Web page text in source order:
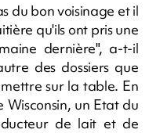
du bon voisinage et il
qu'ils ont pris une
dernière", a-t-il
des dossiers que
sur la table. En
Wisconsin, un Etat du
de lait et de